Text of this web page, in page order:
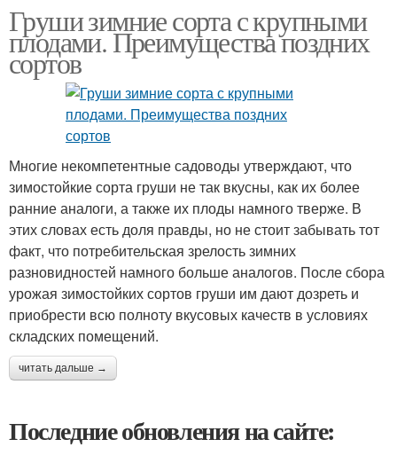
Груши зимние сорта с крупными
плодами. Преимущества поздних
сортов
Многие некомпетентные садоводы утверждают, что
зимостойкие сорта груши не так вкусны, как их более
ранние аналоги, а также их плоды намного тверже. В
этих словах есть доля правды, но не стоит забывать тот
факт, что потребительская зрелость зимних
разновидностей намного больше аналогов. После сбора
урожая зимостойких сортов груши им дают дозреть и
приобрести всю полноту вкусовых качеств в условиях
складских помещений.
читать дальше →
Последние обновления на сайте: